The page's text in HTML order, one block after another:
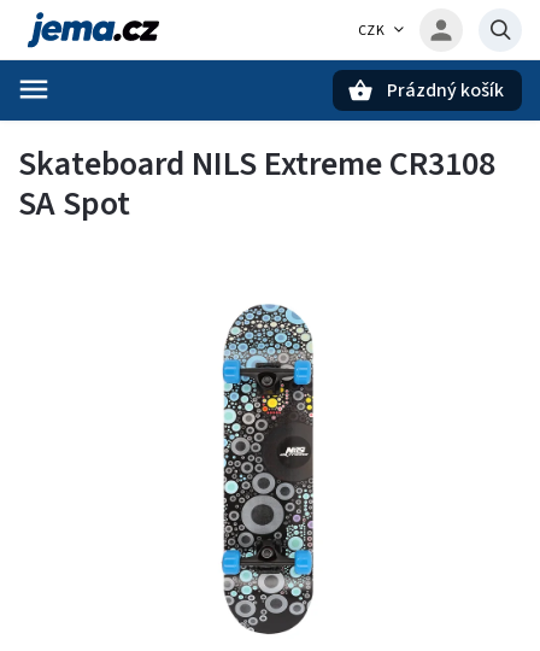
CZK
Prázdný košík
Skateboard NILS Extreme CR3108
SA Spot